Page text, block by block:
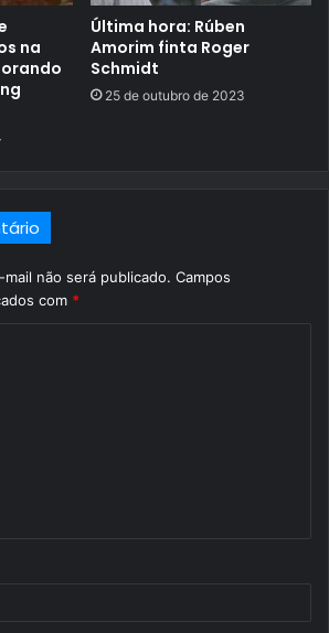
na
Última hora: Rúben
Amorim finta Roger
Schmidt
25 de outubro de 2023
não será publicado. Campos
com *